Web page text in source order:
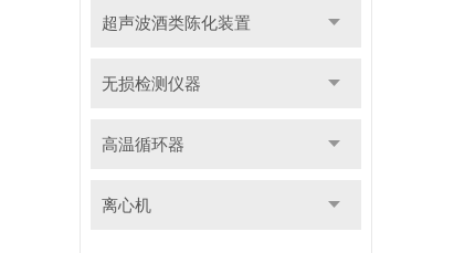
超声波酒类陈化装置
无损检测仪器
高温循环器
离心机